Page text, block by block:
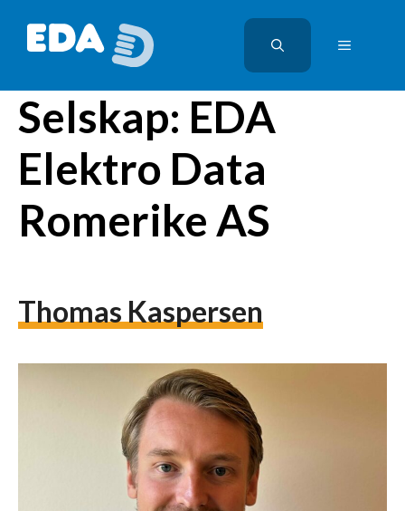
innhold
MENY
Selskap: EDA
Elektro Data
Romerike AS
Thomas Kaspersen